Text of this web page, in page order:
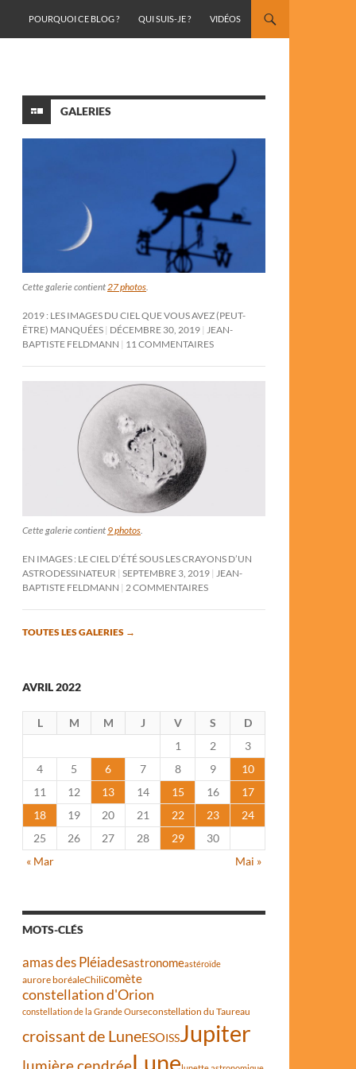
POURQUOI CE BLOG ?
QUI SUIS-JE ? VIDÉOS
GALERIES
Cette galerie contient27 photos.
2019 : LES IMAGES DU CIEL QUE VOUS AVEZ (PEUT-
ÊTRE) MANQUÉES DÉCEMBRE 30, 2019 JEAN-
BAPTISTE FELDMANN
11 COMMENTAIRES
Cette galerie contient 9 photos
EN IMAGES : LE CIEL D’ÉTÉ SOUS LES CRAYONS D’UN
ASTRODESSINATEUR SEPTEMBRE 3, 2019
JEAN-
BAPTISTE FELDMANN
2 COMMENTAIRES
TOUTES LES GALERIES →
AVRIL 2022
L M M J V S
D
1
2
3
4
5 6 7 8 9
10
11
12 13 14 15 16
17
18
19 20 21 22 23
24
25
26 27 28 29
30
« Mar
Mai »
MOTS-CLÉS
amas des Pléiadesastronomeastéroïde
aurore boréaleChilicomète
constellation d'Orion
constellation de la Grande Ourseconstellation du Taureau
croissant de LuneESOISSJupiter
lumière cendréeLune